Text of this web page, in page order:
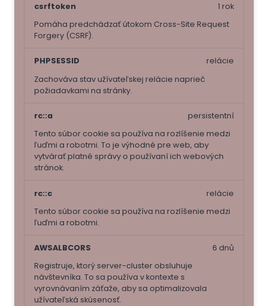
csrftoken
Pomáha predchádzať útokom Cross-Site Request
Forgery (CSRF).
1 rok
PHPSESSID
Zachováva stav užívateľskej relácie naprieč
požiadavkami na stránky.
relácie
rc::a
Tento súbor cookie sa používa na rozlíšenie medzi
ľuďmi a robotmi. To je výhodné pre web, aby
vytvárať platné správy o používaní ich webových
stránok.
persistentní
rc::c
Tento súbor cookie sa používa na rozlíšenie medzi
ľuďmi a robotmi.
relácie
AWSALBCORS
Registruje, ktorý server-cluster obsluhuje
návštevníka. To sa používa v kontexte s
vyrovnávaním záťaže, aby sa optimalizovala
užívateľská skúsenosť.
6 dnů